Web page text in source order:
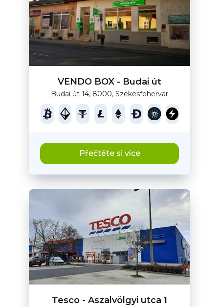
VENDO BOX - Budai út
Budai út 14, 8000, Szekesfehervar
Přečtěte si více
Tesco - Aszalvölgyi utca 1